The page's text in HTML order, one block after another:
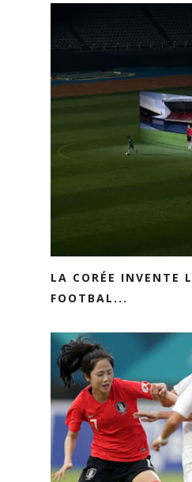
LA CORÉE INVENTE
FOOTBAL...